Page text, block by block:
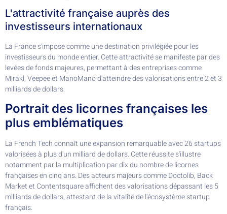
L'attractivité française auprès des
investisseurs internationaux
La France s'impose comme une destination privilégiée pour les
investisseurs du monde entier. Cette attractivité se manifeste par des
levées de fonds majeures, permettant à des entreprises comme
Mirakl, Veepee et ManoMano d'atteindre des valorisations entre 2 et 3
milliards de dollars.
Portrait des licornes françaises les
plus emblématiques
La French Tech connaît une expansion remarquable avec 26 startups
valorisées à plus d'un milliard de dollars. Cette réussite s'illustre
notamment par la multiplication par dix du nombre de licornes
françaises en cinq ans. Des acteurs majeurs comme Doctolib, Back
Market et Contentsquare affichent des valorisations dépassant les 5
milliards de dollars, attestant de la vitalité de l'écosystème startup
français.